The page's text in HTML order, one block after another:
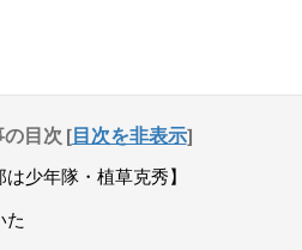
の目次 [目次を非表示]
少年隊・植草克秀】
た